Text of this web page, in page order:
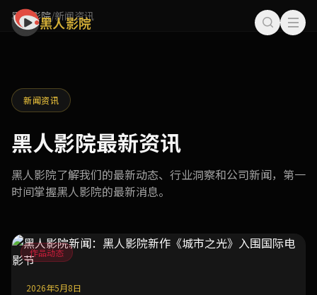
黑人影院
黑人影院/新闻资讯
新闻资讯
黑人影院最新资讯
黑人影院了解我们的最新动态、行业洞察和公司新闻，第一
时间掌握黑人影院的最新消息。
作品动态
2026年5月8日